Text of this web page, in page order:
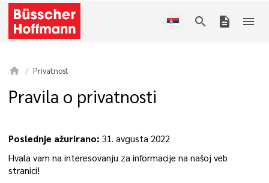
search description menu
home Privatnost
Pravila o privatnosti
Poslednje ažurirano: 31. avgusta 2022
Hvala vam na interesovanju za informacije na našoj veb
stranici!